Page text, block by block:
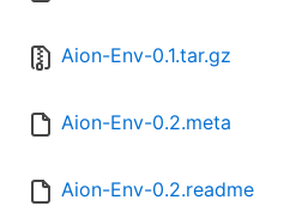
Aion-Env-0.1.tar.gz
Aion-Env-0.2.meta
Aion-Env-0.2.readme